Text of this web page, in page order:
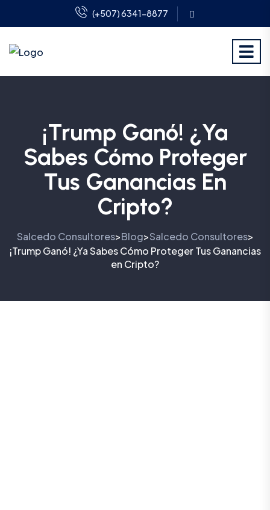
(+507) 6341-8877
¡Trump Ganó! ¿Ya
Sabes Cómo Proteger
Tus Ganancias En
Cripto?
Salcedo Consultores>Blog>Salcedo Consultores>
¡Trump Ganó! ¿Ya Sabes Cómo Proteger Tus Ganancias
en Cripto?